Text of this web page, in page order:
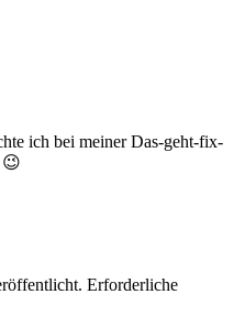
ich bei meiner Das-geht-fix-
😉
Erforderliche